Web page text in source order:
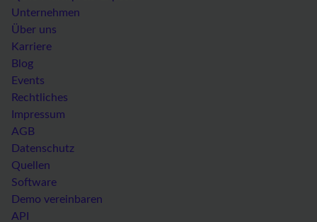
Unternehmen
Über uns
Karriere
Blog
Events
Rechtliches
Impressum
AGB
Datenschutz
Quellen
Software
Demo vereinbaren
API